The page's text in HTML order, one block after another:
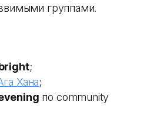
группами.
;
Хана;
по community